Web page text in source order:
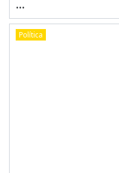
...
Política